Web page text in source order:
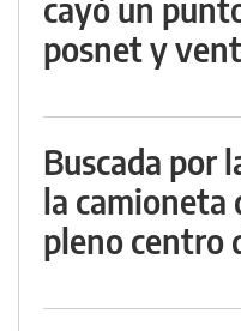
cayó un
posnet y
Buscada por
la camioneta
pleno centro